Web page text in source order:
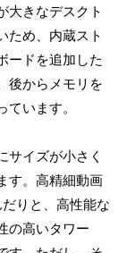
大きなデスクト
ため、内蔵スト
ードを追加した
後からメモリを
います。
サイズが小さく
す。高精細動画
りと、高性能な
の高いタワー